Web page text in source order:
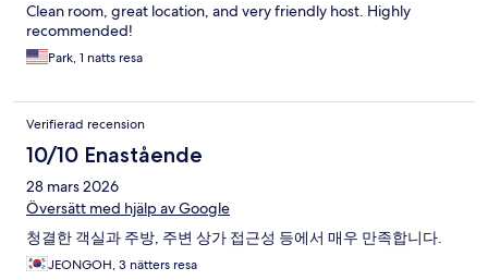
Clean room, great location, and very friendly host. Highly
recommended!
Park, 1 natts resa
Verifierad recension
10/10 Enastående
28 mars 2026
Översätt med hjälp av Google
청결한 객실과 주방, 주변 상가 접근성 등에서 매우 만족합니다.
JEONGOH, 3 nätters resa